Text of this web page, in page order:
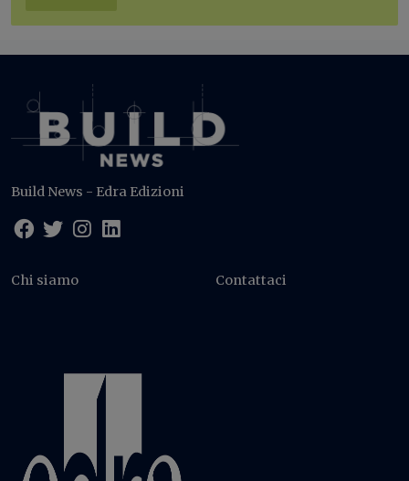
Build News - Edra Edizioni
Chi siamo Contattaci